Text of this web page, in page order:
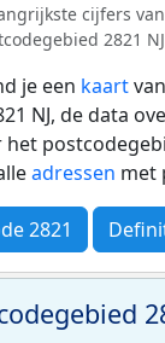
cijfers
2821
je een kaart
NJ, de data
adressen met
2821